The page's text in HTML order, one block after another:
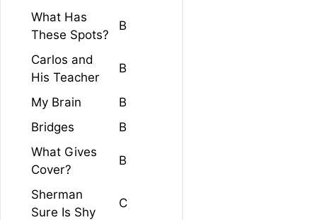
What Has
These Spots?
B
Carlos and
His Teacher
B
My Brain
B
Bridges
B
What Gives
Cover?
B
Sherman
Sure Is Shy
C